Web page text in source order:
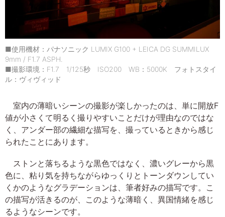
■使用機材：パナソニック LUMIX G100 + LEICA DG SUMMILUX
9mm / F1.7 ASPH.
■撮影環境：F1.7 1/125秒 ISO200 WB：5000K フォトスタイ
ル：ヴィヴィッド
室内の薄暗いシーンの撮影が楽しかったのは、単に開放F
値が小さくて明るく撮りやすいことだけが理由なのではな
く、アンダー部の繊細な描写を、撮っているときから感じ
られたことにあります。
ストンと落ちるような黒色ではなく、濃いグレーから黒
色に、粘り気を持ちながらゆっくりとトーンダウンしてい
くかのようなグラデーションは、筆者好みの描写です。こ
の描写が活きるのが、このような薄暗く、異国情緒を感じ
るようなシーンです。